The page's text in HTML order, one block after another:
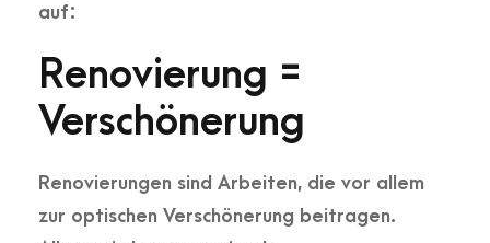
auf:
Renovierung =
Verschönerung
Renovierungen sind Arbeiten, die vor allem
zur optischen Verschönerung beitragen.